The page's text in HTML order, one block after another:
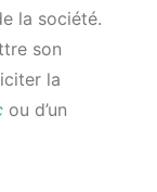
la société.
son
la
ou d’un